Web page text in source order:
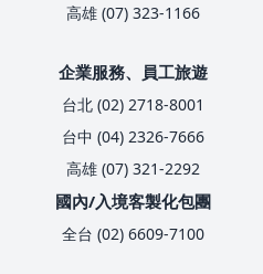
高雄 (07) 323-1166
企業服務、員工旅遊
台北 (02) 2718-8001
台中 (04) 2326-7666
高雄 (07) 321-2292
國內/入境客製化包團
全台 (02) 6609-7100